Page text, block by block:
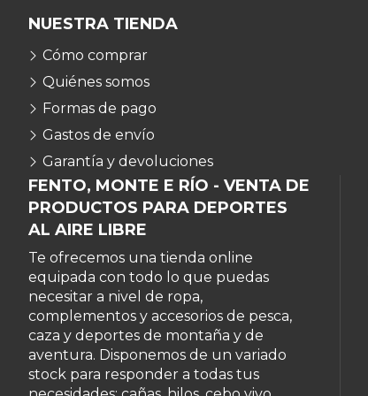
FENTO, MONTE E RÍO - VENTA DE
PRODUCTOS PARA DEPORTES
AL AIRE LIBRE
Te ofrecemos una tienda online
equipada con todo lo que puedas
necesitar a nivel de ropa,
complementos y accesorios de pesca,
caza y deportes de montaña y de
aventura. Disponemos de un variado
stock para responder a todas tus
NUESTRA TIENDA
Cómo comprar
Quiénes somos
Formas de pago
Gastos de envío
Garantía y devoluciones